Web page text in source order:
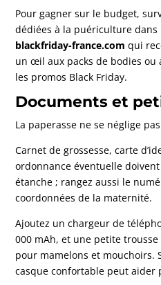
Pour gagner sur le budget,
dédiées à la puériculture
blackfriday-france.com qui
un œil aux packs de bodies ou
les promos Black Friday.
Documents et
La paperasse ne se néglige
Carnet de grossesse, carte
ordonnance éventuelle
étanche ; rangez aussi le
coordonnées de la maternité.
Ajoutez un chargeur de
000 mAh, et une petite
pour mamelons et mouchoirs.
casque confortable peut aider